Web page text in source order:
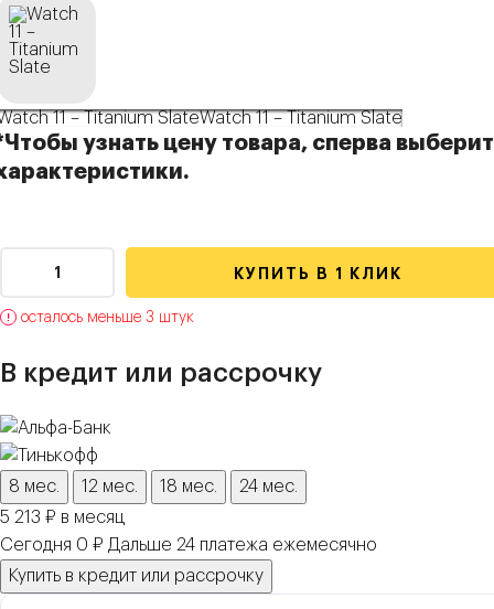
11 – Titanium SlateWatch 11 – Titanium Slate
узнать цену товара, сперва
КУПИТЬ В 1 КЛИК
осталось меньше 3 штук
В кредит или рассрочку
8 мес. 12 мес. 18 мес.
24 мес.
5 213 ₽ в месяц
Сегодня 0 ₽ Дальше 24 платежа ежемесячно
Купить в кредит или рассрочку